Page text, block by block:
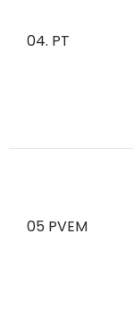
04. PT
05 PVEM